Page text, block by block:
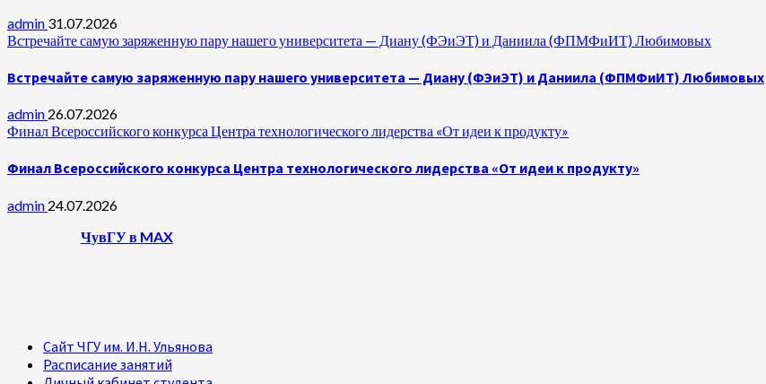
admin 31.07.2026
Встречайте самую заряженную пару нашего университета — Диану (ФЭиЭТ) и Даниила (ФПМФиИТ) Любимовых
Встречайте самую заряженную пару нашего университета — Диану (ФЭиЭТ) и Даниила (ФПМФиИТ) Любимовых
admin 26.07.2026
Финал Всероссийского конкурса Центра технологического лидерства «От идеи к продукту»
Финал Всероссийского конкурса Центра технологического лидерства «От идеи к продукту»
admin 24.07.2026
ЧувГУ в MAX
Сайт ЧГУ им. И.Н. Ульянова
Расписание занятий